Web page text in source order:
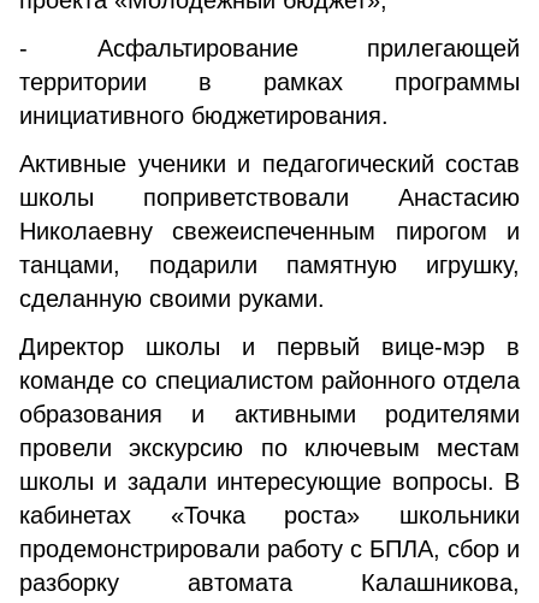
- Асфальтирование прилегающей
территории в рамках программы
инициативного бюджетирования.
Активные ученики и педагогический состав
школы поприветствовали Анастасию
Николаевну свежеиспеченным пирогом и
танцами, подарили памятную игрушку,
сделанную своими руками.
Директор школы и первый вице-мэр в
команде со специалистом районного отдела
образования и активными родителями
провели экскурсию по ключевым местам
школы и задали интересующие вопросы. В
кабинетах «Точка роста» школьники
продемонстрировали работу с БПЛА, сбор и
разборку автомата Калашникова,